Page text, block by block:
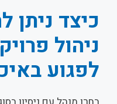
כיצד ניתן
ניהול
לפגוע